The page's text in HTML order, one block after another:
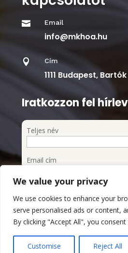
We value your privacy
We use cookies to enhance your
serve personalised ads or content,
By clicking "Accept All", you
Customise Reject All
 Email
info@mkhoa.hu
 Cím
1111 Budapest,
Iratkozzon fel
Teljes név
Email cím
Megismertem és
szabályzatot
Adatvédelmi Szabályzat